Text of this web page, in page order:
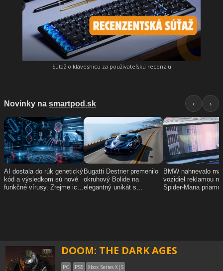
Súťaž o klávesnicu za používateľskú recenziu
DOOM: THE DARK AGES
PC PS5 Xbox Series X|S